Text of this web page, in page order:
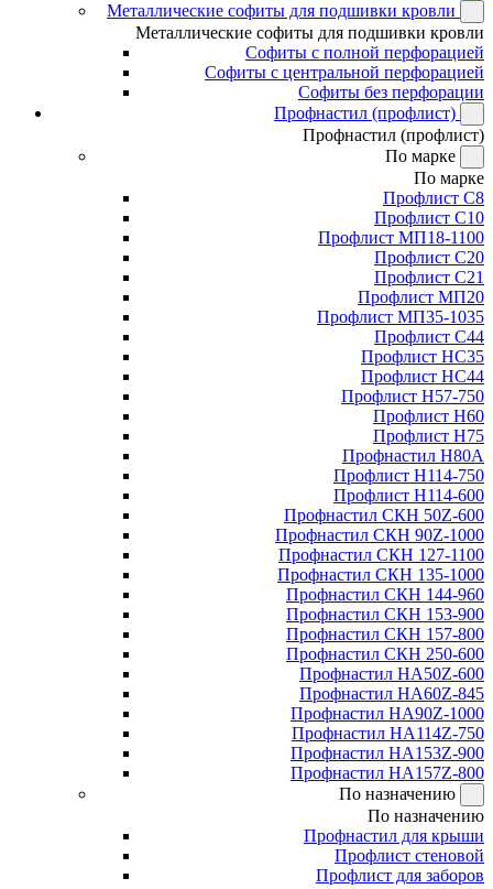
Металлические софиты для подшивки кровли
Металлические софиты для подшивки кровли
Софиты с полной перфорацией
Софиты с центральной перфорацией
Софиты без перфорации
Профнастил (профлист)
Профнастил (профлист)
По марке
По марке
Профлист С8
Профлист С10
Профлист МП18-1100
Профлист С20
Профлист С21
Профлист МП20
Профлист МП35-1035
Профлист С44
Профлист НС35
Профлист НС44
Профлист Н57-750
Профлист Н60
Профлист Н75
Профнастил Н80А
Профлист Н114-750
Профлист Н114-600
Профнастил СКН 50Z-600
Профнастил СКН 90Z-1000
Профнастил СКН 127-1100
Профнастил СКН 135-1000
Профнастил СКН 144-960
Профнастил СКН 153-900
Профнастил СКН 157-800
Профнастил СКН 250-600
Профнастил НА50Z-600
Профнастил НА60Z-845
Профнастил НА90Z-1000
Профнастил НА114Z-750
Профнастил НА153Z-900
Профнастил НА157Z-800
По назначению
По назначению
Профнастил для крыши
Профлист стеновой
Профлист для заборов